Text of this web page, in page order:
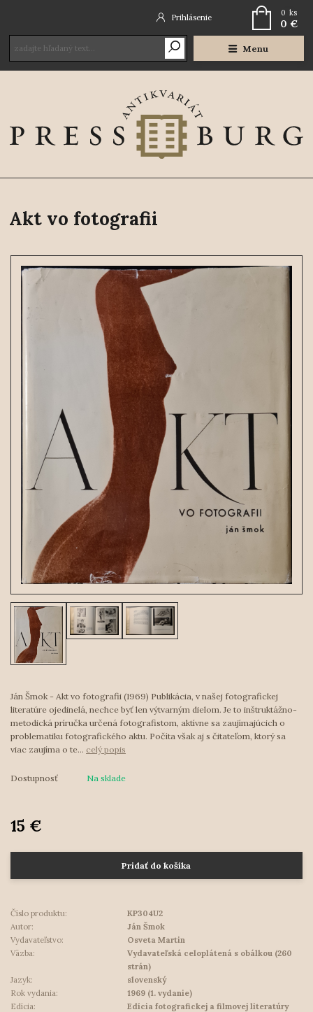
Menu
Prihlásenie 0 ks
0 €
Akt vo fotografii
Ján Šmok - Akt vo fotografii (1969) Publikácia, v našej fotografickej
literatúre ojedinelá, nechce byť len výtvarným dielom. Je to inštruktážno-
metodická príručka určená fotografistom, aktívne sa zaujímajúcich o
problematiku fotografického aktu. Počíta však aj s čitateľom, ktorý sa
viac zaujíma o te... celý popis
Dostupnosť Na sklade
15 €
Pridať do košíka
Číslo produktu:
KP304U2
Autor:
Ján Šmok
Vydavateľstvo:
Osveta Martin
Väzba:
Vydavateľská celoplátená s obálkou (260
strán)
Jazyk:
slovenský
Rok vydania:
1969 (1. vydanie)
Edícia:
Edícia fotografickej a filmovej literatúry